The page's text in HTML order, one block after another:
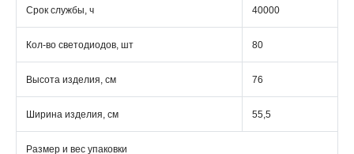
Срок службы, ч 40000
Кол-во светодиодов, шт 80
Высота изделия, см 76
Ширина изделия, см 55,5
Размер и вес упаковки